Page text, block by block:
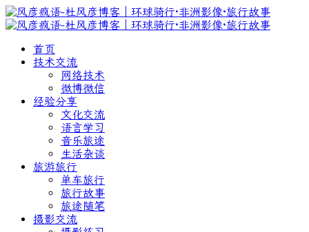
首页
技术交流
网络技术
微博微信
经验分享
文化交流
语言学习
音乐旅途
生活杂谈
旅游旅行
单车旅行
旅行故事
旅途随笔
摄影交流